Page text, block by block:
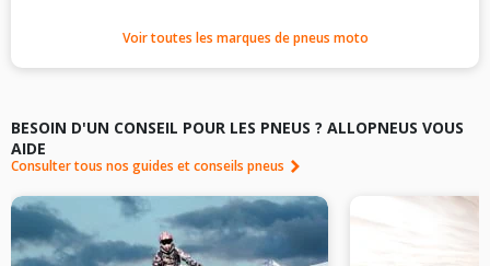
Voir toutes les marques de pneus moto
BESOIN D'UN CONSEIL POUR LES PNEUS ? ALLOPNEUS VOUS
AIDE
Consulter tous nos guides et conseils pneus